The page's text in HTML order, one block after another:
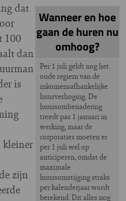
Wanneer en hoe
gaan de huren nu
omhoog?
Per 1 juli geldt nog het
oude regiem van de
inkomensafhankelijke
huurverhoging. De
huursombenadering
treedt pas 1 januari in
werking, maar de
corporaties moeten er
per 1 juli wel op
anticiperen, omdat de
maximale
huursomstijging straks
per kalenderjaar wordt
berekend. Dit alles nog
dat
100
dan
is
kleiner
zijn